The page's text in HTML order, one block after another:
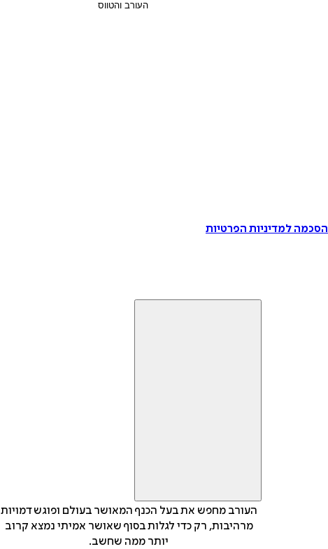
הסכמה למדיניות הפרטיות
העורב מחפש את בעל הכנף המאושר בעולם ופוגש דמויות
מרהיבות, רק כדי לגלות בסוף שאושר אמיתי נמצא קרוב
יותר ממה שחשב.